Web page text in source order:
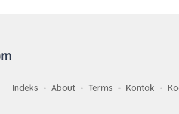
Indeks About Terms Kontak